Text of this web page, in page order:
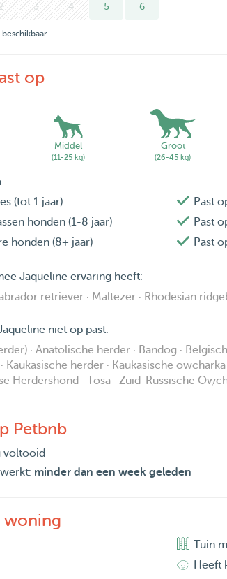
2 3 4 5 6
beschikbaar
op
Middel
(11-25 kg)
Groot
(26-45 kg)
(tot 1 jaar)
honden (1-8 jaar)
honden (8+ jaar)
Past
Past
Past
Jaqueline ervaring heeft:
retriever · Maltezer · Rhodesian
niet op past:
· Anatolische herder · Bandog ·
Kaukasische herder · Kaukasische
Herdershond · Tosa · Zuid-Russische
Petbnb
voltooid
minder dan een week geleden
woning
Tuin
Heeft